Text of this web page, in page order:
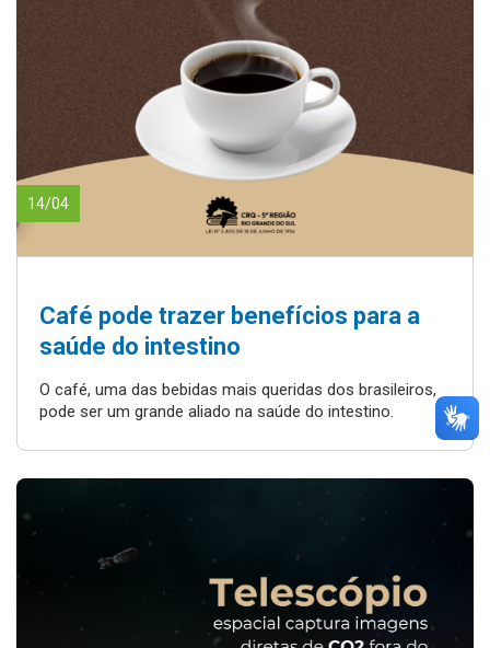
14/04
Café pode trazer benefícios para a
saúde do intestino
O café, uma das bebidas mais queridas dos brasileiros,
pode ser um grande aliado na saúde do intestino.